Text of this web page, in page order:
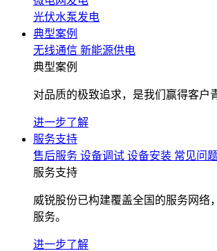
光伏水泵发电
典型案例
无线通信 新能源供电
典型案例
对品质的极致追求，是我们赢得客户
进一步了解
服务支持
售后服务 设备调试 设备安装 常见问题
服务支持
威锐股份已构建覆盖全国的服务网络
服务。
进一步了解